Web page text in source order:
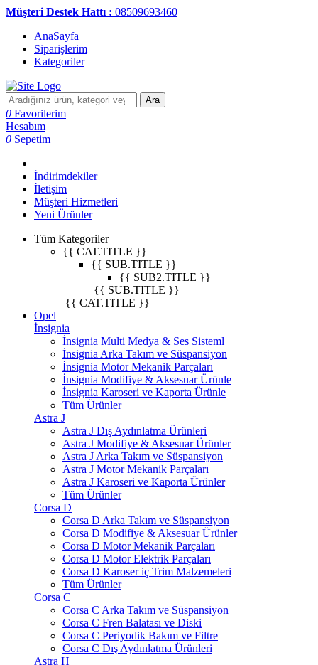
Müşteri Destek Hattı : 08509693460
AnaSayfa
Siparişlerim
Kategoriler
Ara
0 Favorilerim
Hesabım
0 Sepetim
İndirimdekiler
İletişim
Müşteri Hizmetleri
Yeni Ürünler
Tüm Kategoriler
{{ CAT.TITLE }}
{{ SUB.TITLE }}
{{ SUB2.TITLE }}
{{ SUB.TITLE }}
{{ CAT.TITLE }}
Opel
İnsignia
İnsignia Multi Medya & Ses Sisteml
İnsignia Arka Takım ve Süspansiyon
İnsignia Motor Mekanik Parçaları
İnsignia Modifiye & Aksesuar Ürünle
İnsignia Karoseri ve Kaporta Ürünle
Tüm Ürünler
Astra J
Astra J Dış Aydınlatma Ürünleri
Astra J Modifiye & Aksesuar Ürünler
Astra J Arka Takım ve Süspansiyon
Astra J Motor Mekanik Parçaları
Astra J Karoseri ve Kaporta Ürünler
Tüm Ürünler
Corsa D
Corsa D Arka Takım ve Süspansiyon
Corsa D Modifiye & Aksesuar Ürünler
Corsa D Motor Mekanik Parçaları
Corsa D Motor Elektrik Parçaları
Corsa D Karoser iç Trim Malzemeleri
Tüm Ürünler
Corsa C
Corsa C Arka Takım ve Süspansiyon
Corsa C Fren Balatası ve Diski
Corsa C Periyodik Bakım ve Filtre
Corsa C Dış Aydınlatma Ürünleri
Astra H